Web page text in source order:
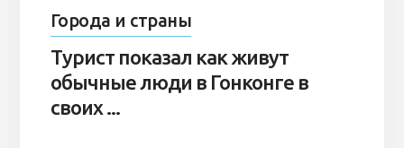
Города и страны
Турист показал как живут
обычные люди в Гонконге в
своих ...